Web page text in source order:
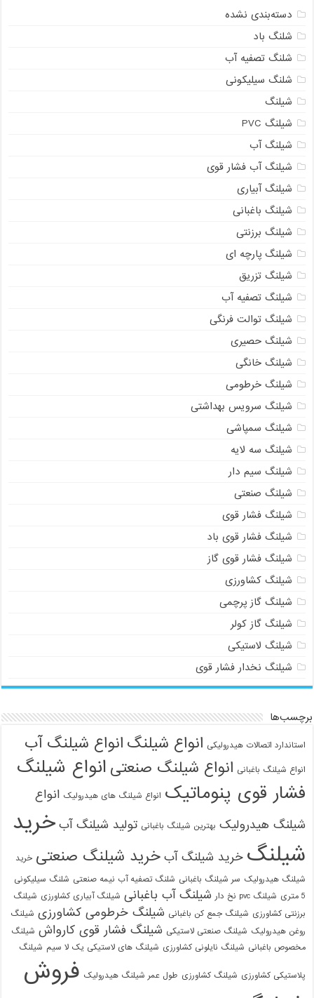
دسته‌بندی نشده
شلنگ باد
شلنگ تصفیه آب
شلنگ سیلیکونی
شیلنگ
شیلنگ PVC
شیلنگ آب
شیلنگ آب فشار قوی
شیلنگ آبیاری
شیلنگ باغبانی
شیلنگ برزنتی
شیلنگ پارچه ای
شیلنگ تزریق
شیلنگ تصفیه آب
شیلنگ توالت فرنگی
شیلنگ حصیری
شیلنگ خانگی
شیلنگ خرطومی
شیلنگ سرویس بهداشتی
شیلنگ سمپاشی
شیلنگ سه لایه
شیلنگ سیم دار
شیلنگ صنعتی
شیلنگ فشار قوی
شیلنگ فشار قوی باد
شیلنگ فشار قوی گاز
شیلنگ کشاورزی
شیلنگ گاز پرچمی
شیلنگ گاز کولر
شیلنگ لاستیکی
شیلنگ نخدار فشار قوی
برچسب‌ها
استاندارد اتصالات هیدرولیکی انواع شیلنگ انواع شیلنگ آب
انواع شیلنگ باغبانی انواع شیلنگ صنعتی انواع شیلنگ
فشار قوی پنوماتیک انواع شیلنگ های هیدرولیک انواع
شیلنگ هیدرولیک بهترین شیلنگ باغبانی تولید شیلنگ آب خرید
شیلنگ خرید شیلنگ آب خرید شیلنگ صنعتی خرید
شیلنگ هیدرولیک سر شیلنگ باغبانی شلنگ تصفیه آب نیمه صنعتی شلنگ سیلیکونی
5 متری
شیلنگ pvc نخ دار شیلنگ آب باغبانی شیلنگ آبیاری کشاورزی شیلنگ
برزنتی کشاورزی شیلنگ جمع کن باغبانی شیلنگ خرطومی کشاورزی شیلنگ
روغن هیدرولیک شیلنگ صنعتی لاستیکی شیلنگ فشار قوی کارواش شیلنگ
مخصوص باغبانی شیلنگ نایلونی کشاورزی شیلنگ های لاستیکی یک لا سیم شیلنگ
پلاستیکی کشاورزی شیلنگ کشاورزی طول عمر شیلنگ هیدرولیک فروش